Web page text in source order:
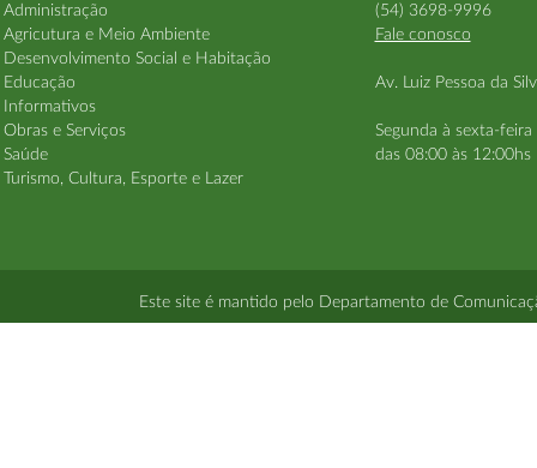
Administração
Agricutura e Meio Ambiente
Desenvolvimento Social e Habitação
Educação
Informativos
Obras e Serviços
Saúde
Turismo, Cultura, Esporte e Lazer
(54) 3698-9996
Fale conosco
Av. Luiz Pessoa da
Segunda à sexta-feira
das 08:00 às 12:00hs
Este site é mantido pelo Departamento de